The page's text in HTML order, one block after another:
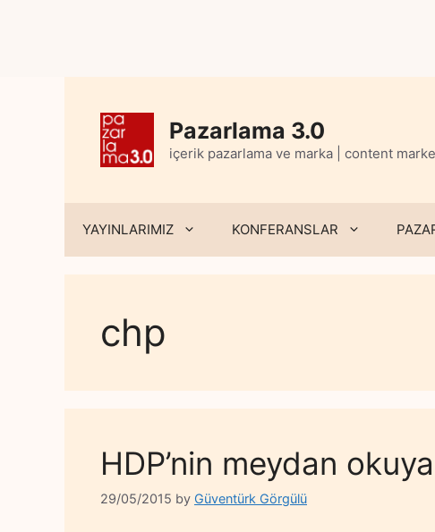
Pazarlama 3.0
içerik pazarlama ve marka | content
YAYINLARIMIZ KONFERANSLAR
chp
HDP’nin meydan
29/05/2015 by Güventürk Görgülü